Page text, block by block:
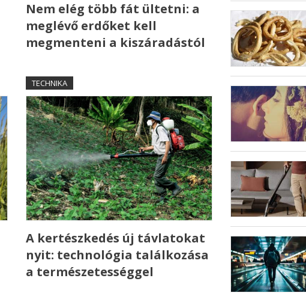
Nem elég több fát ültetni: a
meglévő erdőket kell
megmenteni a kiszáradástól
TECHNIKA
A kertészkedés új távlatokat
nyit: technológia találkozása
a természetességgel